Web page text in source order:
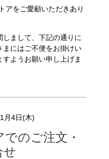
アをご愛顧いただきあり
まして、下記の通りに
まにはご不便をお掛けい
ようお願い申し上げま
月4日(木)
のご注文・
せ